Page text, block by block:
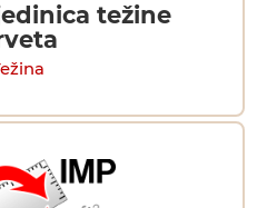
težine